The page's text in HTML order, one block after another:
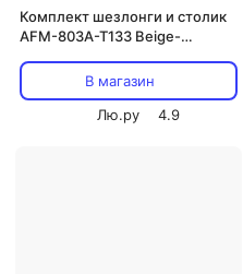
Комплект шезлонги и столик
AFM-803A-T133 Beige-
(Искусственный ротанг) Afina
В магазин
Лю.ру
4.9